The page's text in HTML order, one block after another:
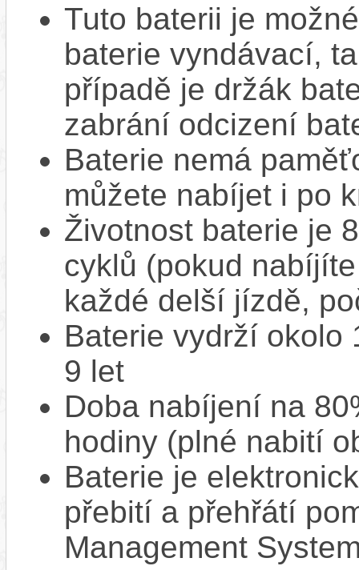
Tuto baterii je
baterie vyndávací,
případě je držák
zabrání odcizení
Baterie nemá
můžete nabíjet i po
Životnost baterie je
cyklů (pokud
každé delší jízdě,
Baterie vydrží okolo
9 let
Doba nabíjení na
hodiny (plné nabití
Baterie je
přebití a přehřátí
Management